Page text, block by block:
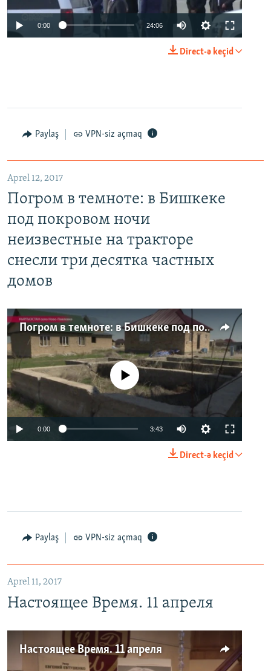
0:00 24:06
Direct-ə keçid
Paylaş VPN-siz açmaq
Aprel 12, 2017
Погром в темноте: в Бишкеке
под покровом ночи
неизвестные на тракторе
снесли три десятка частных
домов
Погром в темноте: в Бишкеке под покровом ночи неизвестные на тракторе снесли три десятка частных домов
No media source currently available
0:00 3:43
Direct-ə keçid
Paylaş VPN-siz açmaq
Aprel 11, 2017
Настоящее Время. 11 апреля
Настоящее Время. 11 апреля